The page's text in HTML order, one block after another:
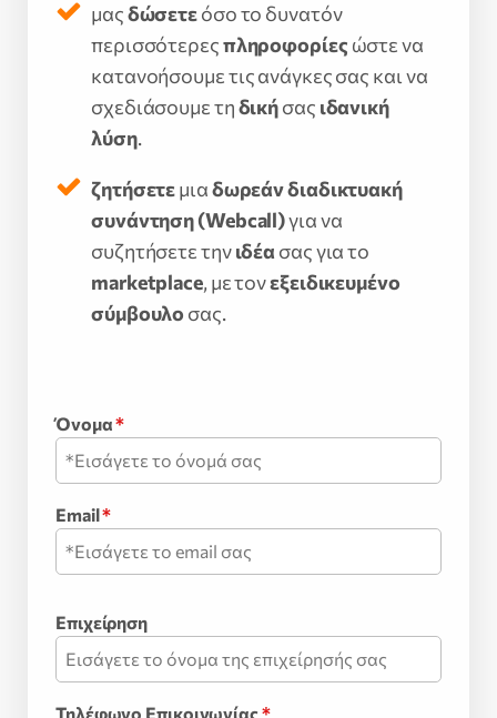
μαςδώσετεόσο το δυνατόν
περισσότερεςπληροφορίες ώστε να
κατανοήσουμε τις ανάγκες σας και να
σχεδιάσουμε τηδικήσας ιδανική
λύση.
ζητήσετεμιαδωρεάν διαδικτυακή
συνάντηση (Webcall)για να
συζητήσετε τηνιδέα σας για το
marketplace, με τονεξειδικευμένο
σύμβουλο σας.
Όνομα*
Email*
Επιχείρηση
Τηλέφωνο Επικοινωνίας *